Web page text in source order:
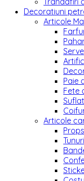
Decoratiuni
Articole
Paie
Fete
Articole